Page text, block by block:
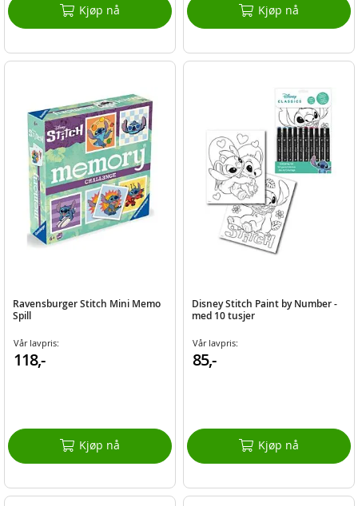
Kjøp nå Kjøp nå
Ravensburger Stitch Mini Memo
Spill
Vår lavpris:
118,-
Kjøp nå
Disney Stitch Paint by Number -
med 10 tusjer
Vår lavpris:
85,-
Kjøp nå